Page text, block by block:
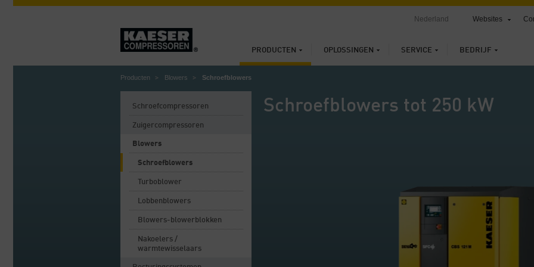
PRODUCTEN OPLOSSINGEN SERVICE BEDRIJF
Nederland Websites
Producten Blowers Schroefblowers
Schroefblowers tot 250 kW
Schroefcompressoren
Zuigercompressoren
Blowers
Schroefblowers
Turboblower
Lobbenblowers
Blowers-blowerblokken
Nakoelers /
warmtewisselaars